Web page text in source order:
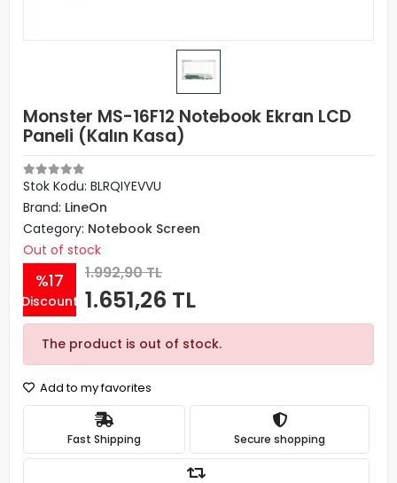
Monster MS-16F12 Notebook Ekran LCD
Paneli (Kalın Kasa)
Stok Kodu: BLRQIYEVVU
Brand: LineOn
Category: Notebook Screen
Out of stock
%17
Discount
1.992,90 TL
1.651,26 TL
The product is out of stock.
Add to my favorites
Fast Shipping Secure shopping